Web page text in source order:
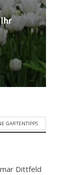
GARTENTIPPS
Dittfeld